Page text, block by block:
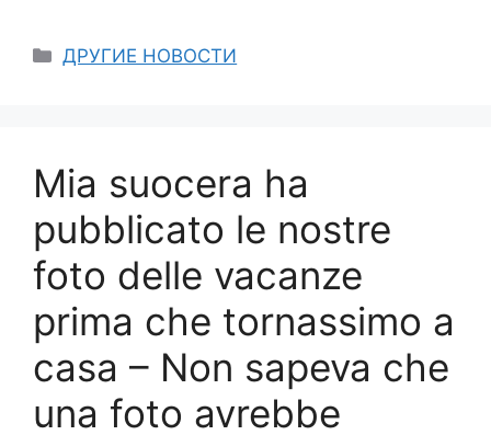
Categories
ДРУГИЕ НОВОСТИ
Mia suocera ha
pubblicato le nostre
foto delle vacanze
prima che tornassimo a
casa – Non sapeva che
una foto avrebbe